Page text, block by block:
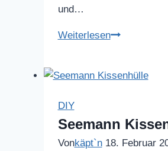
und…
WeiterlesenHosen
passen..
DIY
Seemann
Vonkäpt`n 18. Februar